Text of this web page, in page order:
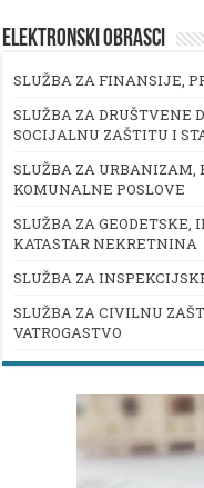
ELEKTRONSKI OBRASCI
SLUŽBA ZA FINANSIJE,
SLUŽBA ZA DRUŠTVENE
SOCIJALNU ZAŠTITU I
SLUŽBA ZA URBANIZAM,
KOMUNALNE POSLOVE
SLUŽBA ZA GEODETSKE,
KATASTAR NEKRETNINA
SLUŽBA ZA
SLUŽBA ZA CIVILNU
VATROGASTVO